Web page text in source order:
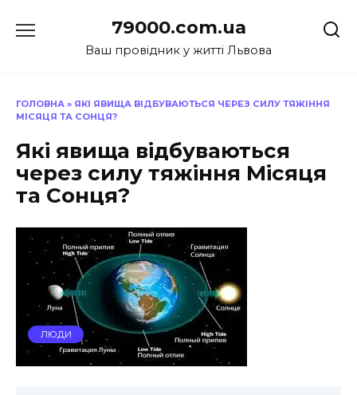
до
79000.com.ua
Ваш провідник у житті Львова
ГОЛОВНА » ЯКІ ЯВИЩА ВІДБУВАЮТЬСЯ ЧЕРЕЗ СИЛУ ТЯЖІННЯ
МІСЯЦЯ ТА СОНЦЯ?
Які явища відбуваються
через силу тяжіння Місяця
та Сонця?
ЛЮДИ